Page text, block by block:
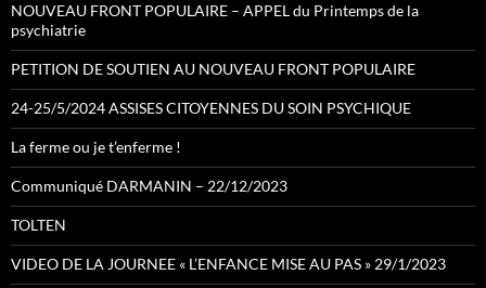
NOUVEAU FRONT POPULAIRE – APPEL du Printemps de la
psychiatrie
PETITION DE SOUTIEN AU NOUVEAU FRONT POPULAIRE
24-25/5/2024 ASSISES CITOYENNES DU SOIN PSYCHIQUE
La ferme ou je t’enferme !
Communiqué DARMANIN – 22/12/2023
TOLTEN
VIDEO DE LA JOURNEE « L’ENFANCE MISE AU PAS » 29/1/2023